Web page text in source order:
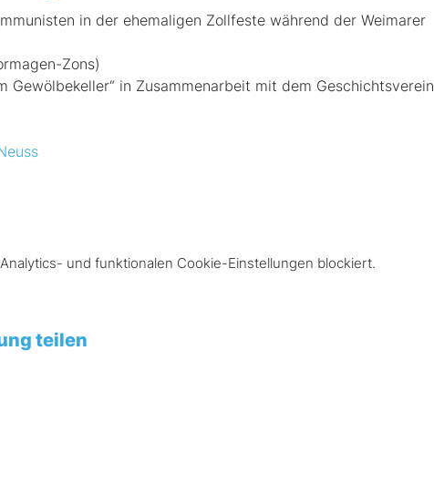
in der ehemaligen Zollfeste während der Weimarer
Zons)
Gewölbekeller“ in Zusammenarbeit mit dem Geschichtsverein
und funktionalen Cookie-Einstellungen blockiert.
teilen